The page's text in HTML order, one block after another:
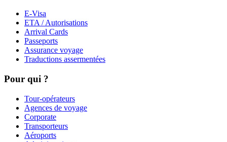
E-Visa
ETA / Autorisations
Arrival Cards
Passeports
Assurance voyage
Traductions assermentées
Pour qui ?
Tour-opérateurs
Agences de voyage
Corporate
Transporteurs
Aéroports